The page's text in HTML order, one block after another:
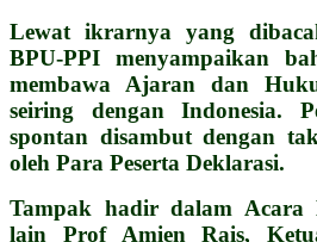
Lewat ikrarnya yang
BPU-PPI menyampaikan
membawa Ajaran dan
seiring dengan Indonesia.
spontan disambut dengan
oleh Para Peserta Deklarasi.
Tampak hadir dalam Acara
lain Prof Amien Rais,